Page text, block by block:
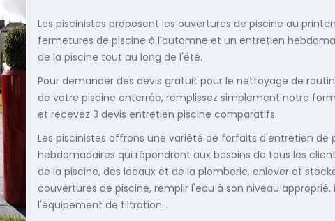
Les piscinistes proposent les ouvertures de piscine au
fermetures de piscine à l'automne et un entretien
de la piscine tout au long de l'été.
Pour demander des devis gratuit pour le nettoyage de
de votre piscine enterrée, remplissez simplement notre
et recevez 3 devis entretien piscine comparatifs.
Les piscinistes offrons une variété de forfaits d'entretien de
hebdomadaires qui répondront aux besoins de tous les
de la piscine, des locaux et de la plomberie, enlever et
couvertures de piscine, remplir l'eau à son niveau approprié,
l'équipement de filtration...